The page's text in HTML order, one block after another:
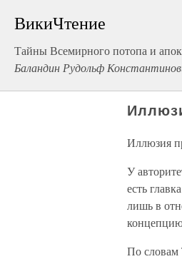
ВикиЧтение
Тайны Всемирного потопа и
Баландин Рудольф
Иллюзия
У
есть
лишь в
По словам